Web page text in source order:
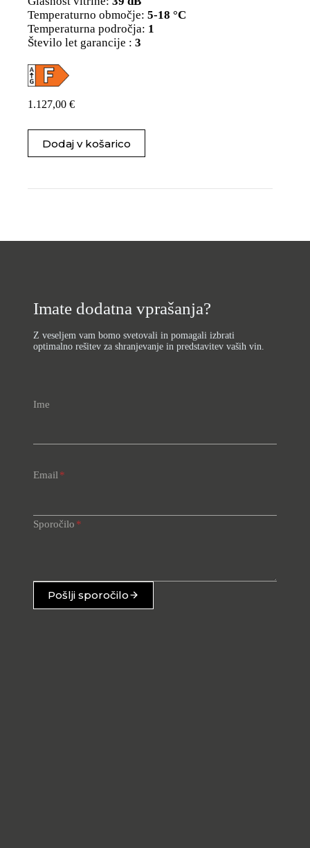
Temperaturno območje: 5-18 °C
Temperaturna področja: 1
Število let garancije : 3
1.127,00 €
Dodaj v košarico
Imate dodatna vprašanja?
Z veseljem vam bomo svetovali in pomagali izbrati
optimalno rešitev za shranjevanje in predstavitev vaših vin.
Ime
Email*
Sporočilo *
Pošlji sporočilo